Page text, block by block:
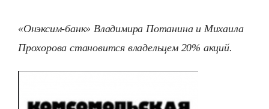
«Онэксим-банк» Владимира Потанина и Михаила
Прохорова становится владельцем 20% акций.